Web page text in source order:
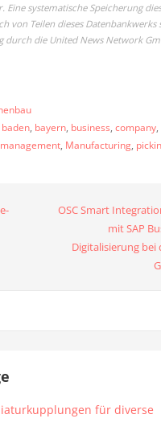
Eine systematische Speicherung
von Teilen dieses
durch die United News Network
baden, bayern, business, company,
management, Manufacturing,
OSC Smart
mit SAP
Digitalisierung bei
für diverse